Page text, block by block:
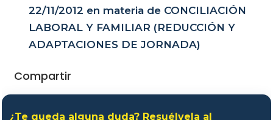
22/11/2012 en materia de CONCILIACIÓN
LABORAL Y FAMILIAR (REDUCCIÓN Y
ADAPTACIONES DE JORNADA)
Compartir
¿Te queda alguna duda? Resuélvela al